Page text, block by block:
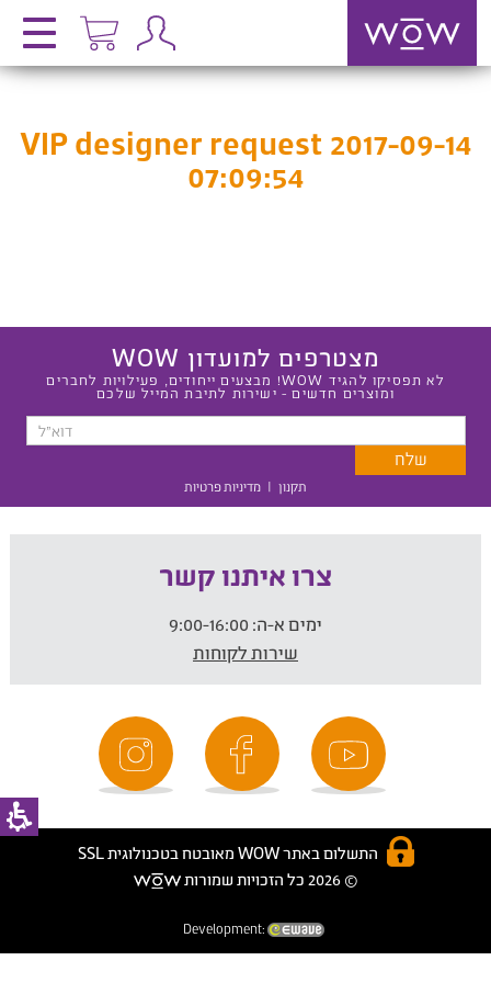
VIP designer request 2017-09-14
07:09:54
מצטרפים למועדון WOW
לא תפסיקו להגיד WOW! מבצעים ייחודים, פעילויות לחברים
ומוצרים חדשים - ישירות לתיבת המייל שלכם
תקנון | מדיניות פרטיות
צרו איתנו קשר
ימים א-ה:
שירות לקוחות
התשלום באתר WOW מאובטח בטכנולוגית SSL
© 2026 כל הזכויות שמורות
Development: